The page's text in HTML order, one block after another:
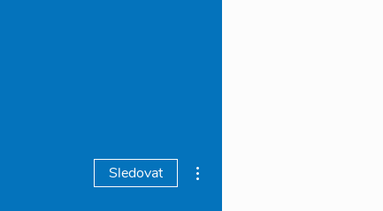
Sledovat